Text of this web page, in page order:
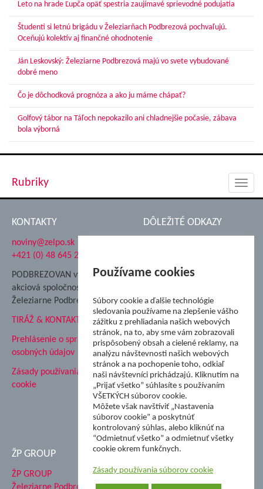
Leto na hrade Ľupča opäť spestria zaujímavé sprievodné podujatia
Študenti si letnú brigádu v Železiarňach Podbrezová pochvaľujú.
Oceňujú kolektív aj finančné ohodnotenie
Ján Leskovský: Železiarne Podbrezová majú vo svete vybudované
dobré meno
Čo je dôchodková prognóza a ako ju máme chápať?
Golfový tábor na Táľoch nepokazilo ani chladnejšie počasie, zábava
bola výborná
Rubriky
KONTAKTY
noviny@zelpo.sk
+421 (0) 48 645 2711
PODBREZOVAN vydáva
akciová spoločnosť
Železiarne Podbrezová
TIRÁŽ & KONTAKT
Prehlásenie o spracovaní
osobných údajov
Zásady používania súborov
cookie
DÔLEŽITÉ ODKAZY
Nadácia Železiarne
ŽP Informatika s.r.o.
ŠK Železiarne Podbrezová
Tále a.s.
ŽP GROUP
ŽP GROUP
Používame cookies
Súbory cookie a ďalšie technológie
sledovania používame na zlepšenie vášho
zážitku z prehliadania našich webových
stránok, na to, aby sme vám zobrazovali
prispôsobený obsah a cielené reklamy, na
analýzu návštevnosti našich webových
stránok a na pochopenie toho, odkiaľ
naši návštevníci prichádzajú. Kliknutím na
„Prijať všetko” súhlasíte s používaním
VŠETKÝCH súborov cookie.
Môžete však navštíviť „Nastavenia
súborov cookie” a poskytnúť
kontrolovaný súhlas, alebo kliknúť na
“Odmietnuť všetko” a odmietnuť všetky
cookie okrem funkčnych.
Zásady používania súborov cookie